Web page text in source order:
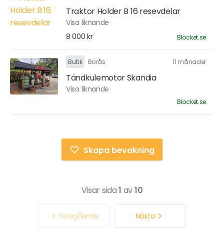
Traktor Holder B 16 resevdelar
Visa liknande
8 000 kr
Blocket.se
Butik Borås 11 månader
Tändkulemotor Skandia
Visa liknande
Blocket.se
Skapa bevakning
Visar sida1 av10
Föregående Nästa